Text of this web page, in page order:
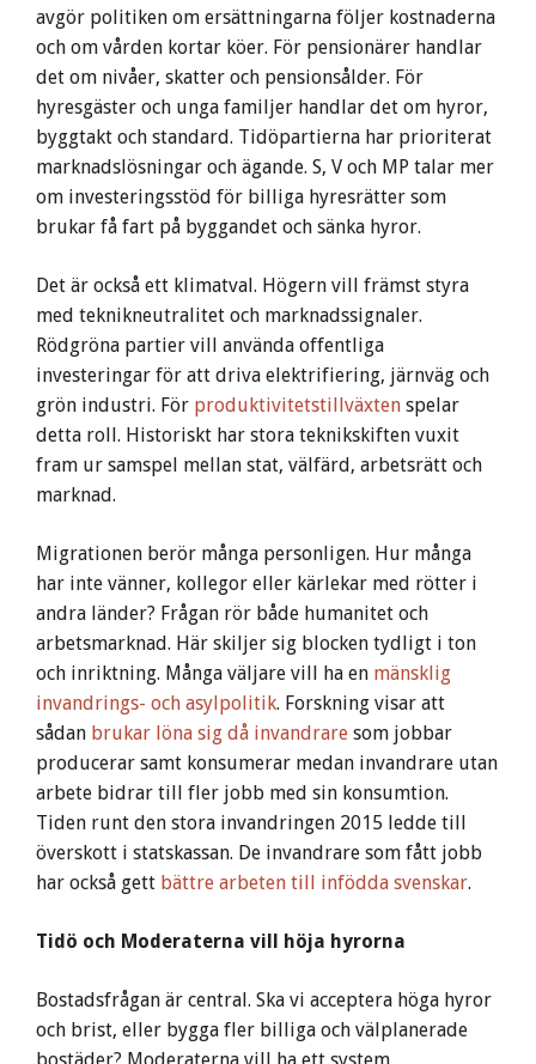
avgör politiken om ersättningarna följer kostnaderna
och om vården kortar köer. För pensionärer handlar
det om nivåer, skatter och pensionsålder. För
hyresgäster och unga familjer handlar det om hyror,
byggtakt och standard. Tidöpartierna har prioriterat
marknadslösningar och ägande. S, V och MP talar mer
om investeringsstöd för billiga hyresrätter som
brukar få fart på byggandet och sänka hyror.
Det är också ett klimatval. Högern vill främst styra
med teknikneutralitet och marknadssignaler.
Rödgröna partier vill använda offentliga
investeringar för att driva elektrifiering, järnväg och
grön industri. För produktivitetstillväxten spelar
detta roll. Historiskt har stora teknikskiften vuxit
fram ur samspel mellan stat, välfärd, arbetsrätt och
marknad.
Migrationen berör många personligen. Hur många
har inte vänner, kollegor eller kärlekar med rötter i
andra länder? Frågan rör både humanitet och
arbetsmarknad. Här skiljer sig blocken tydligt i ton
och inriktning. Många väljare vill ha en mänsklig
invandrings- och asylpolitik. Forskning visar att
sådan brukar löna sig då invandrare som jobbar
producerar samt konsumerar medan invandrare utan
arbete bidrar till fler jobb med sin konsumtion.
Tiden runt den stora invandringen 2015 ledde till
överskott i statskassan. De invandrare som fått jobb
har också gett bättre arbeten till infödda svenskar.
Tidö och Moderaterna vill höja hyrorna
Bostadsfrågan är central. Ska vi acceptera höga hyror
och brist, eller bygga fler billiga och välplanerade